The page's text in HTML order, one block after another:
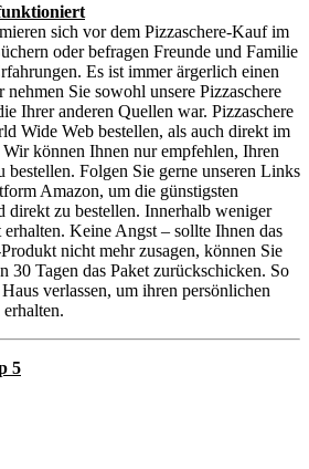
sich vor dem Pizzaschere-Kauf im
oder befragen Freunde und Familie
Es ist immer ärgerlich einen
Sie sowohl unsere Pizzaschere
Ihrer anderen Quellen war. Pizzaschere
Wide Web bestellen, als auch direkt im
können Ihnen nur empfehlen, Ihren
bestellen. Folgen Sie gerne unseren Links
Amazon, um die günstigsten
direkt zu bestellen. Innerhalb weniger
erhalten. Keine Angst – sollte Ihnen das
nicht mehr zusagen, können Sie
30 Tagen das Paket zurückschicken. So
verlassen, um ihren persönlichen
erhalten.
5